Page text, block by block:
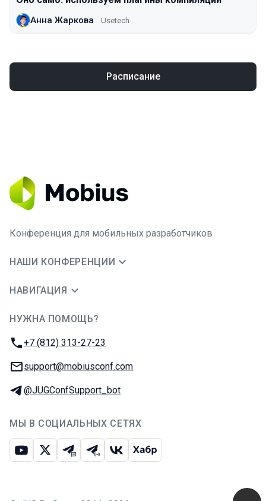
Анна Жаркова Usetech
Расписание
Конференция для мобильных разработчиков
НАШИ КОНФЕРЕНЦИИ
НАВИГАЦИЯ
НУЖНА ПОМОЩЬ?
Телефон:
+7 (812) 313-27-23
E-mail:
support@mobiusconf.com
Телеграм:
@JUGConfSupport_bot
МЫ В СОЦИАЛЬНЫХ СЕТЯХ
ЮтубИкс Телеграм-чат
Телеграм-канал
ВКонтакте
Хабр